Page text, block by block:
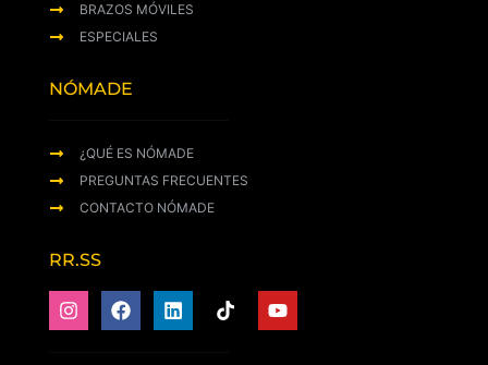
BRAZOS MÓVILES
ESPECIALES
NÓMADE
¿QUÉ ES NÓMADE
PREGUNTAS FRECUENTES
CONTACTO NÓMADE
RR.SS